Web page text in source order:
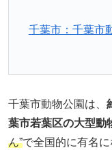
千葉市：千葉市
千葉市動物公園は、
葉市若葉区の大型動
ん”で全国的に有名